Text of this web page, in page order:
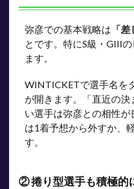
弥彦での基本戦略は 「
とです。特にS級・GIII
ます。
WINTICKETで選手名を
が開きます。「直近の
い選手は弥彦との相性
は1着予想から外すか、
す。
② 捲り型選手も積極的